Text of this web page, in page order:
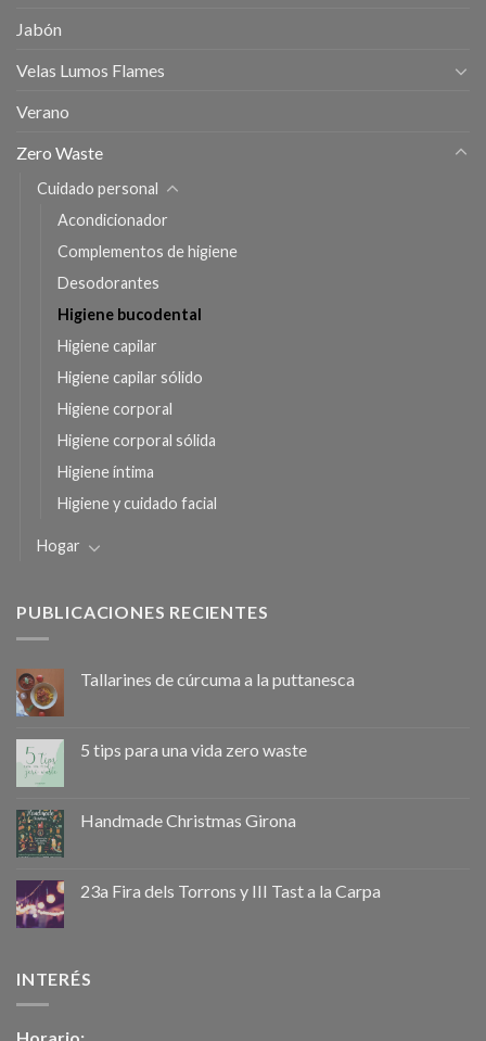
Jabón
Velas Lumos Flames
Verano
Zero Waste
Cuidado personal
Acondicionador
Complementos de higiene
Desodorantes
Higiene bucodental
Higiene capilar
Higiene capilar sólido
Higiene corporal
Higiene corporal sólida
Higiene íntima
Higiene y cuidado facial
Hogar
PUBLICACIONES RECIENTES
Tallarines de cúrcuma a la puttanesca
5 tips para una vida zero waste
Handmade Christmas Girona
23a Fira dels Torrons y III Tast a la Carpa
INTERÉS